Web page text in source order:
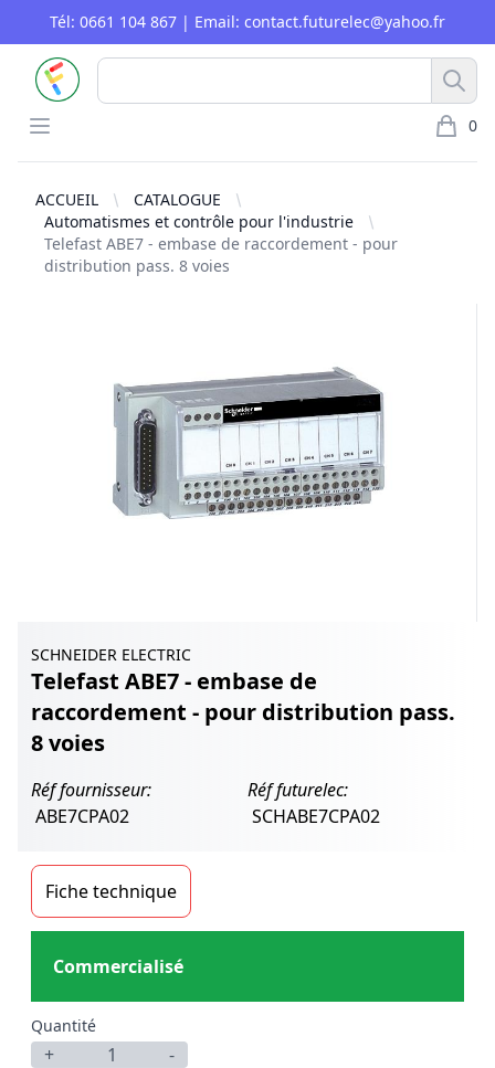
Tél: 0661 104 867 | Email: contact.futurelec@yahoo.fr
FUTURELEC
Open menu
0
article
ACCUEIL
CATALOGUE
Automatismes et contrôle pour l'industrie
Telefast ABE7 - embase de raccordement - pour
distribution pass. 8 voies
SCHNEIDER ELECTRIC
Telefast ABE7 - embase de
raccordement - pour distribution pass.
8 voies
Réf fournisseur:
ABE7CPA02
Réf futurelec:
SCHABE7CPA02
Fiche technique
Commercialisé
Quantité
+
-